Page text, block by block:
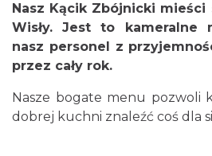
Nasz Kącik Zbójnicki
Wisły. Jest to kameralne
nasz personel z
przez cały rok.
Nasze bogate menu pozwoli
dobrej kuchni znaleźć coś dla